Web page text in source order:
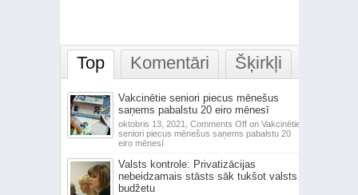
Top Komentāri Šķirkļi
Vakcinētie seniori piecus mēnešus
saņems pabalstu 20 eiro mēnesī
oktobris 13, 2021, Comments Offon Vakcinētie
seniori piecus mēnešus saņems pabalstu 20
eiro mēnesī
Valsts kontrole: Privatizācijas
nebeidzamais stāsts sāk tukšot valsts
budžetu